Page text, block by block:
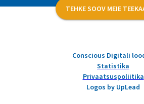
TEHKE SOOV MEIE
Conscious Digitali
Statistika
Privaatsuspoliitika
Logos by UpLead